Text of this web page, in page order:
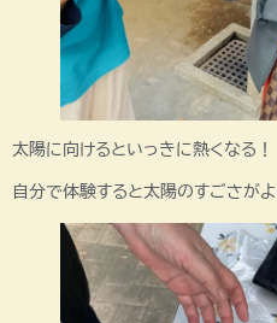
太陽に向けるといっきに熱くなる！
自分で体験すると太陽のすごさがよ